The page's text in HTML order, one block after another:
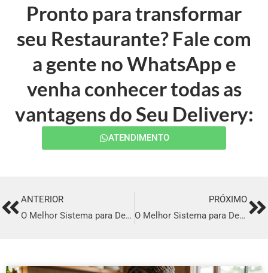
Pronto para transformar
seu Restaurante? Fale com
a gente no WhatsApp e
venha conhecer todas as
vantagens do Seu Delivery:
ATENDIMENTO
PrevANTERIOR
O Melhor Sistema para Delivery em São José Dos Pinhais
PRÓXIMO
O Melhor Sistema para Delivery em Suzano